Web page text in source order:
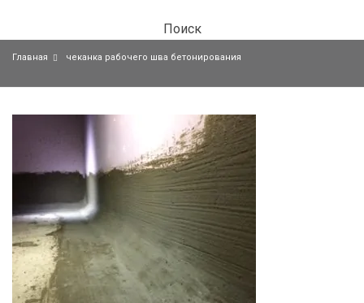
Поиск
Главная чеканка рабочего шва бетонирования